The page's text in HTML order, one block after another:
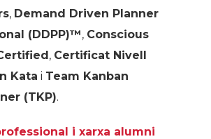
, Demand Driven Planner
(DDPP)™, Conscious
, Certificat Nivell
Kata i Team Kanban
(TKP).
i xarxa alumni